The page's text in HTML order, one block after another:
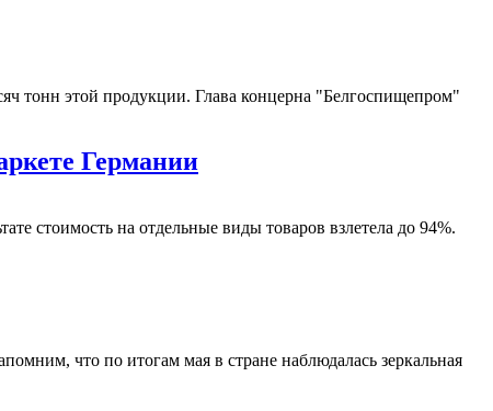
тонн этой продукции. Глава концерна "Белгоспищепром"
Германии
стоимость на отдельные виды товаров взлетела до 94%.
что по итогам мая в стране наблюдалась зеркальная